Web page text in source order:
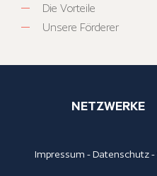
Die Vorteile
Unsere Förderer
NETZWERKE
Impressum -Datenschutz-